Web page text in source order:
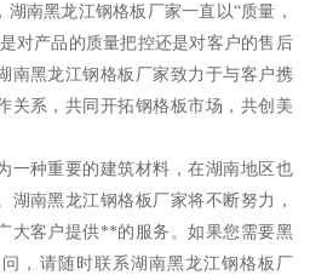
南黑龙江钢格板厂家一直以“质量，
对产品的质量把控还是对客户的售后
南黑龙江钢格板厂家致力于与客户携
关系，共同开拓钢格板市场，共创美
一种重要的建筑材料，在湖南地区也
湖南黑龙江钢格板厂家将不断努力，
大客户提供**的服务。如果您需要黑
，请随时联系湖南黑龙江钢格板厂